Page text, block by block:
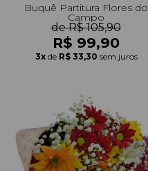
Buquê Partitura Flores do
Campo
de R$ 105,90
R$ 99,90
3x de R$ 33,30 sem juros